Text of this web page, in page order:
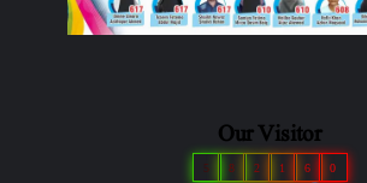
Our Visitor
0
6
1
2
8
5